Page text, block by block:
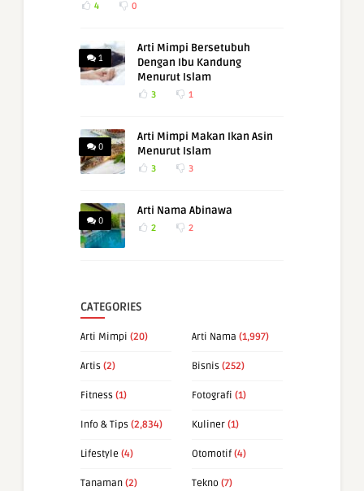
4 0
1
Arti Mimpi Bersetubuh
Dengan Ibu Kandung
Menurut Islam
3 1
0
Arti Mimpi Makan Ikan Asin
Menurut Islam
3 3
0
Arti Nama Abinawa
2 2
CATEGORIES
Arti Mimpi (20) Arti Nama (1,997)
Artis (2) Bisnis (252)
Fitness (1) Fotografi (1)
Info & Tips (2,834) Kuliner (1)
Lifestyle (4) Otomotif (4)
Tanaman (2) Tekno (7)